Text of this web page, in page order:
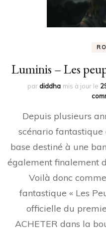
Luminis – Les
par diddha mis à jour le
Depuis plusieurs
scénario
base destiné à une
également finalement
Voilà donc
fantastique « Les
officielle du
ACHETER dans la